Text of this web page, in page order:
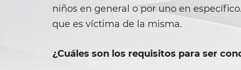
niños en general o por uno en
que es víctima de la misma.
¿Cuáles son los requisitos para ser